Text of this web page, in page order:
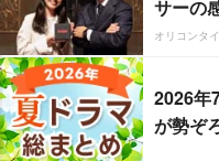
サーの
オリコンタ
2026年
が勢ぞ